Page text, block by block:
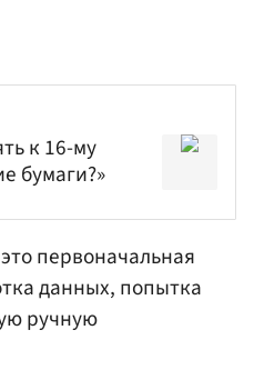
к 16-му
бумаги?»
первоначальная
данных, попытка
ручную